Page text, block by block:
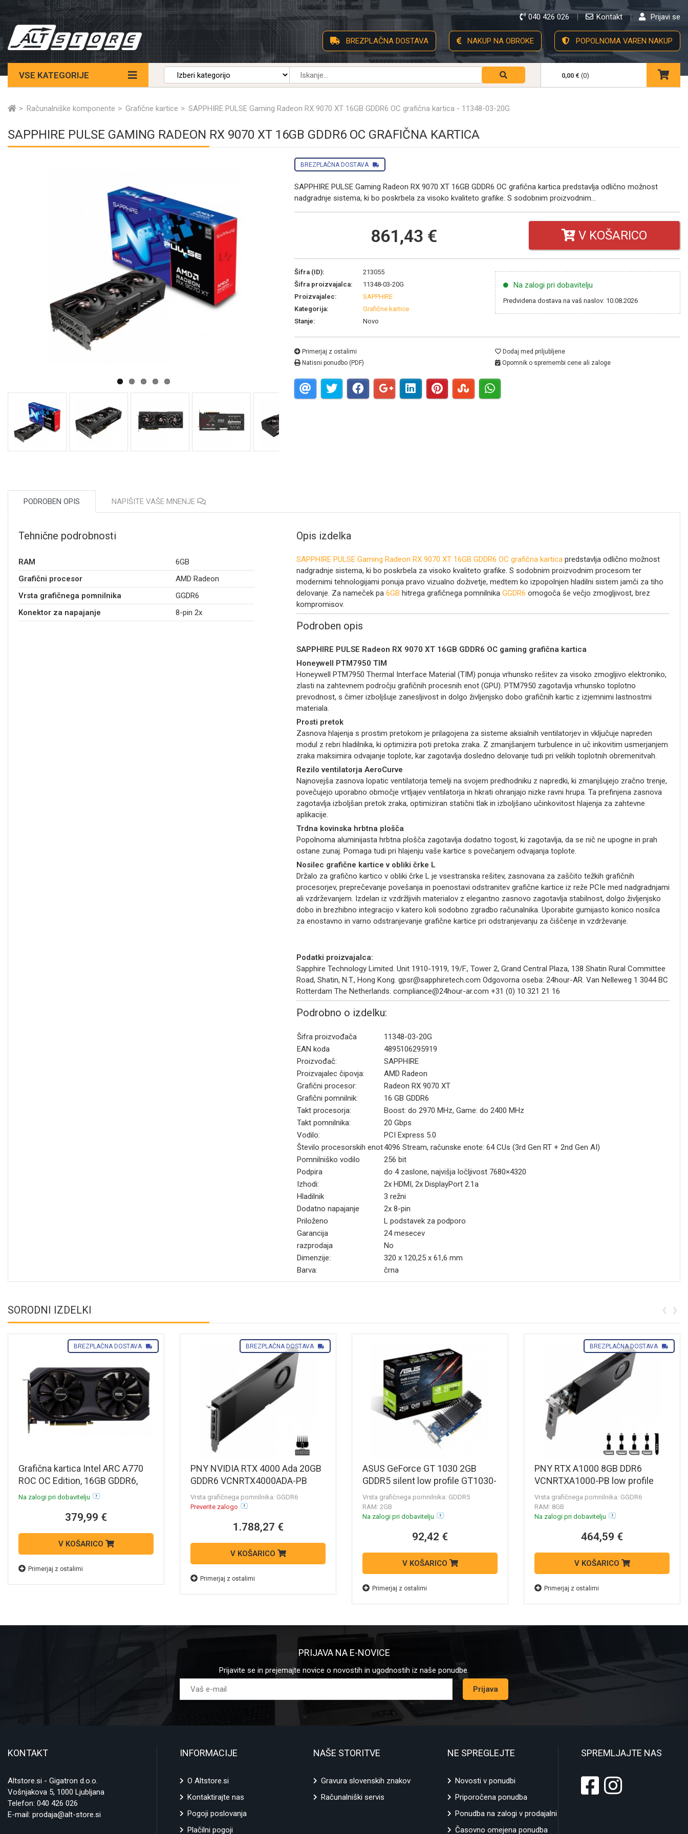
040 426 026 Kontakt Prijavi se
BREZPLAČNA DOSTAVA NAKUP NA OBROKE POPOLNOMA VAREN NAKUP
VSE KATEGORIJE 0,00 € (0)
Računalniške komponente Grafične kartice SAPPHIRE PULSE Gaming Radeon RX 9070 XT 16GB GDDR6 OC grafična kartica - 11348-03-20G
SAPPHIRE PULSE GAMING RADEON RX 9070 XT 16GB GDDR6 OC GRAFIČNA KARTICA
BREZPLAČNA DOSTAVA
SAPPHIRE PULSE Gaming Radeon RX 9070 XT 16GB GDDR6 OC grafična kartica predstavlja odlično možnost
nadgradnje sistema, ki bo poskrbela za visoko kvaliteto grafike. S sodobnim proizvodnim...
861,43 € V KOŠARICO
Šifra (ID):
213055
Šifra proizvajalca:
11348-03-20G
Proizvajalec:
SAPPHIRE
Kategorija:
Grafične kartice
Stanje:
Novo
Na zalogi pri dobavitelju
Predvidena dostava na vaš naslov: 10.08.2026
Primerjaj z ostalimi
Natisni ponudbo (PDF)
Dodaj med priljubljene
Opomnik o spremembi cene ali zaloge
PODROBEN OPIS NAPIŠITE VAŠE MNENJE
Tehnične podrobnosti
RAM
6GB
Grafični procesor
AMD Radeon
Vrsta grafičnega pomnilnika
GGDR6
Konektor za napajanje
8-pin 2x
Opis izdelka
SAPPHIRE PULSE Gaming Radeon RX 9070 XT 16GB GDDR6 OC grafična karticapredstavlja odlično možnost
nadgradnje sistema, ki bo poskrbela za visoko kvaliteto grafike. S sodobnim proizvodnim procesom ter
modernimi tehnologijami ponuja pravo vizualno doživetje, medtem ko izpopolnjen hladilni sistem jamči za tiho
delovanje. Za nameček pa 6GB hitrega grafičnega pomnilnika GGDR6 omogoča še večjo zmogljivost, brez
kompromisov.
Podroben opis
SAPPHIRE PULSE Radeon RX 9070 XT 16GB GDDR6 OCgaming grafična kartica
Honeywell PTM7950 TIM
Honeywell PTM7950 Thermal Interface Material (TIM) ponuja vrhunsko rešitev za visoko zmogljivo elektroniko,
zlasti na zahtevnem področju grafičnih procesnih enot (GPU). PTM7950 zagotavlja vrhunsko toplotno
prevodnost, s čimer izboljšuje zanesljivost in dolgo življenjsko dobo grafičnih kartic z izjemnimi lastnostmi
materiala.
Prosti pretok
Zasnova hlajenja s prostim pretokom je prilagojena za sisteme aksialnih ventilatorjev in vključuje napreden
modul z rebri hladilnika, ki optimizira poti pretoka zraka. Z zmanjšanjem turbulence in uč inkovitim usmerjanjem
zraka maksimira odvajanje toplote, kar zagotavlja dosledno delovanje tudi pri velikih toplotnih obremenitvah.
Rezilo ventilatorja AeroCurve
Najnovejša zasnova lopatic ventilatorja temelji na svojem predhodniku z napredki, ki zmanjšujejo zračno trenje,
povečujejo uporabno območje vrtljajev ventilatorja in hkrati ohranjajo nizke ravni hrupa. Ta prefinjena zasnova
zagotavlja izboljšan pretok zraka, optimiziran statični tlak in izboljšano učinkovitost hlajenja za zahtevne
aplikacije.
Trdna kovinska hrbtna plošča
Popolnoma aluminijasta hrbtna plošča zagotavlja dodatno togost, ki zagotavlja, da se nič ne upogne in prah
ostane zunaj. Pomaga tudi pri hlajenju vaše kartice s povečanjem odvajanja toplote.
Nosilec grafične kartice v obliki črke L
Držalo za grafično kartico v obliki črke L je vsestranska rešitev, zasnovana za zaščito težkih grafičnih
procesorjev, preprečevanje povešanja in poenostavi odstranitev grafične kartice iz reže PCIe med nadgradnjami
ali vzdrževanjem. Izdelan iz vzdržljivih materialov z elegantno zasnovo zagotavlja stabilnost, dolgo življenjsko
dobo in brezhibno integracijo v katero koli sodobno zgradbo računalnika. Uporabite gumijasto konico nosilca
za enostavno in varno odstranjevanje grafične kartice pri odstranjevanju za čiščenje in vzdrževanje.
Podatki proizvajalca:
Sapphire Technology Limited. Unit 1910-1919, 19/F., Tower 2, Grand Central Plaza, 138 Shatin Rural Committee
Road, Shatin, N.T., Hong Kong. gpsr@sapphiretech.com Odgovorna oseba: 24hour-AR. Van Nelleweg 1 3044 BC
Rotterdam The Netherlands. compliance@24hour-ar.com +31 (0) 10 321 21 16
Podrobno o izdelku:
Šifra proizvođača
11348-03-20G
EAN koda
4895106295919
Proizvođač:
SAPPHIRE
Proizvajalec čipovja:
AMD Radeon
Grafični procesor:
Radeon RX 9070 XT
Grafični pomnilnik:
16 GB GDDR6
Takt procesorja:
Boost: do 2970 MHz, Game: do 2400 MHz
Takt pomnilnika:
20 Gbps
Vodilo:
PCI Express 5.0
Število procesorskih enot4096 Stream, računske enote: 64 CUs (3rd Gen RT + 2nd Gen AI)
Pomnilniško vodilo
256 bit
Podpira
do 4 zaslone, najvišja ločljivost 7680×4320
Izhodi:
2x HDMI, 2x DisplayPort 2.1a
Hladilnik
3 režni
Dodatno napajanje
2x 8-pin
Priloženo
L podstavek za podporo
Garancija
24 mesecev
razprodaja
No
Dimenzije:
320 x 120,25 x 61,6 mm
Barva:
črna
SORODNI IZDELKI
BREZPLAČNA DOSTAVA
Grafična kartica Intel ARC A770
ROC OC Edition, 16GB GDDR6,
PCIe 4.0 x16, 3x DisplayPort, 1x
Na zalogi pri dobavitelju
379,99 €
V KOŠARICO
Primerjaj z ostalimi
BREZPLAČNA DOSTAVA
PNY NVIDIA RTX 4000 Ada 20GB
GDDR6 VCNRTX4000ADA-PB
profesionalna grafična kartica
Vrsta grafičnega pomnilnika: GGDR6
Preverite zalogo
1.788,27 €
V KOŠARICO
Primerjaj z ostalimi
ASUS GeForce GT 1030 2GB
GDDR5 silent low profile GT1030-
SL-2G-BRK grafična kartica
Vrsta grafičnega pomnilnika: GDDR5
RAM: 2GB
Na zalogi pri dobavitelju
92,42 €
V KOŠARICO
Primerjaj z ostalimi
BREZPLAČNA DOSTAVA
PNY RTX A1000 8GB DDR6
VCNRTXA1000-PB low profile
profesionalna grafična kartica
Vrsta grafičnega pomnilnika: GGDR6
RAM: 8GB
Na zalogi pri dobavitelju
464,59 €
V KOŠARICO
Primerjaj z ostalimi
‹ ›
PRIJAVA NA E-NOVICE
Prijavite se in prejemajte novice o novostih in ugodnostih iz naše ponudbe.
Prijava
KONTAKT
Altstore.si - Gigatron d.o.o.
Vošnjakova 5, 1000 Ljubljana
Telefon: 040 426 026
E-mail: prodaja@alt-store.si
INFORMACIJE
O Altstore.si
Kontaktirajte nas
Pogoji poslovanja
Plačilni pogoji
NAŠE STORITVE
Gravura slovenskih znakov
Računalniški servis
NE SPREGLEJTE
Novosti v ponudbi
Priporočena ponudba
Ponudba na zalogi v prodajalni
Časovno omejena ponudba
SPREMLJAJTE NAS